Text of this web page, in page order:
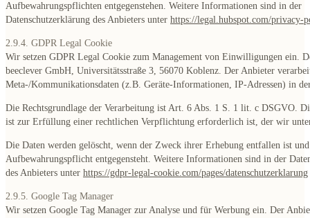
Aufbewahrungspflichten entgegenstehen. Weitere Informationen sind in der
Datenschutzerklärung des Anbieters unter https://legal.hubspot.com/privacy-
2.9.4. GDPR Legal Cookie
Wir setzen GDPR Legal Cookie zum Management von Einwilligungen ein.
beeclever GmbH, Universitätsstraße 3, 56070 Koblenz. Der Anbieter
Meta-/Kommunikationsdaten (z.B. Geräte-Informationen, IP-Adressen) in
Die Rechtsgrundlage der Verarbeitung ist Art. 6 Abs. 1 S. 1 lit. c DSGVO.
ist zur Erfüllung einer rechtlichen Verpflichtung erforderlich ist, der wir
Die Daten werden gelöscht, wenn der Zweck ihrer Erhebung entfallen ist
Aufbewahrungspflicht entgegensteht. Weitere Informationen sind in der
des Anbieters unter https://gdpr-legal-cookie.com/pages/datenschutzerklarung
2.9.5. Google Tag Manager
Wir setzen Google Tag Manager zur Analyse und für Werbung ein. Der